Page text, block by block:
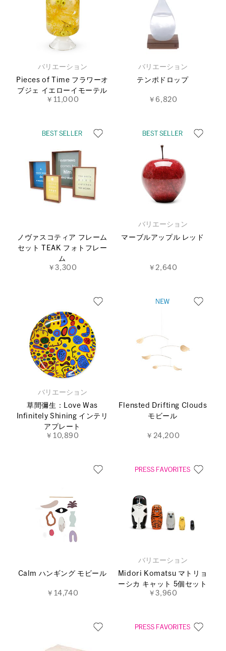
バリエーション
Pieces of Time フラワーオ
ブジェ イエローイモーテル
￥11,000
バリエーション
テンポドロップ
￥6,820
ノヴァスコティア フレーム
セット TEAK フォトフレー
ム
￥3,300
バリエーション
マーブルアップル レッド
￥2,640
バリエーション
草間彌生：Love Was
Infinitely Shining インテリ
アプレート
￥10,890
Flensted Drifting Clouds
モビール
￥24,200
Calm ハンギング モビール
￥14,740
バリエーション
Midori Komatsu マトリョ
ーシカ キャット 5個セット
￥3,960